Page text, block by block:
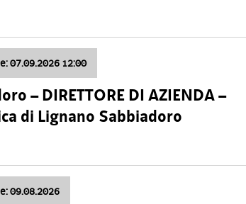
07.09.2026 12:00
– DIRETTORE DI AZIENDA –
di Lignano Sabbiadoro
09.08.2026